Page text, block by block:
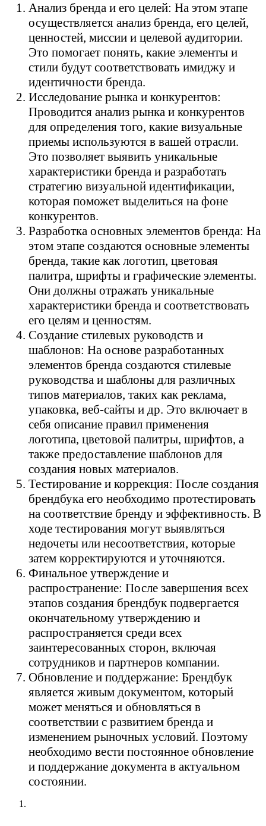
Анализ бренда и его целей: На этом этапе
осуществляется анализ бренда, его целей,
ценностей, миссии и целевой аудитории.
Это помогает понять, какие элементы и
стили будут соответствовать имиджу и
идентичности бренда.
Исследование рынка и конкурентов:
Проводится анализ рынка и конкурентов
для определения того, какие визуальные
приемы используются в вашей отрасли.
Это позволяет выявить уникальные
характеристики бренда и разработать
стратегию визуальной идентификации,
которая поможет выделиться на фоне
конкурентов.
Разработка основных элементов бренда: На
этом этапе создаются основные элементы
бренда, такие как логотип, цветовая
палитра, шрифты и графические элементы.
Они должны отражать уникальные
характеристики бренда и соответствовать
его целям и ценностям.
Создание стилевых руководств и
шаблонов: На основе разработанных
элементов бренда создаются стилевые
руководства и шаблоны для различных
типов материалов, таких как реклама,
упаковка, веб-сайты и др. Это включает в
себя описание правил применения
логотипа, цветовой палитры, шрифтов, а
также предоставление шаблонов для
создания новых материалов.
Тестирование и коррекция: После создания
брендбука его необходимо протестировать
на соответствие бренду и эффективность. В
ходе тестирования могут выявляться
недочеты или несоответствия, которые
затем корректируются и уточняются.
Финальное утверждение и
распространение: После завершения всех
этапов создания брендбук подвергается
окончательному утверждению и
распространяется среди всех
заинтересованных сторон, включая
сотрудников и партнеров компании.
Обновление и поддержание: Брендбук
является живым документом, который
может меняться и обновляться в
соответствии с развитием бренда и
изменением рыночных условий. Поэтому
необходимо вести постоянное обновление
и поддержание документа в актуальном
состоянии.